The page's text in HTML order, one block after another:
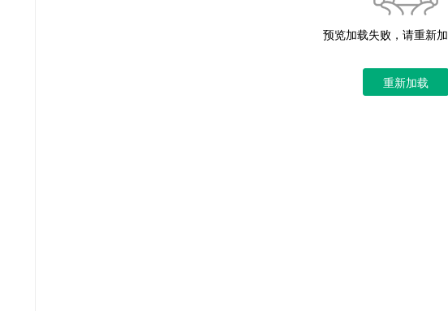
预览加载失败，请重新
重新加载